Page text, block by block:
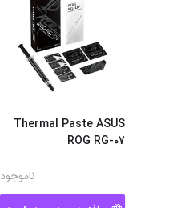
Thermal Paste ASUS
ROG RG-07
ناموجود